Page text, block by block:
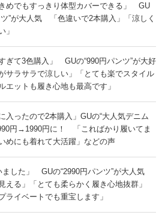
きめでもすっきり体型カバーできる」 GU
”が大人気 「色違いで2本購入」「涼しく
」
ぎて3色購入」 GUの“990円パンツ”が大好
ラサラで涼しい」「とても楽でスタイル
エットも履き心地も最高です」
入ったので2本購入」GUの“大人気デニム
円→1990円に！ 「こればかり履いてま
めにも着れて大活躍」などの声
ました」 GUの“2990円パンツ”が大人気
える」「とても柔らかく履き心地抜群」
ライベートでも重宝します」